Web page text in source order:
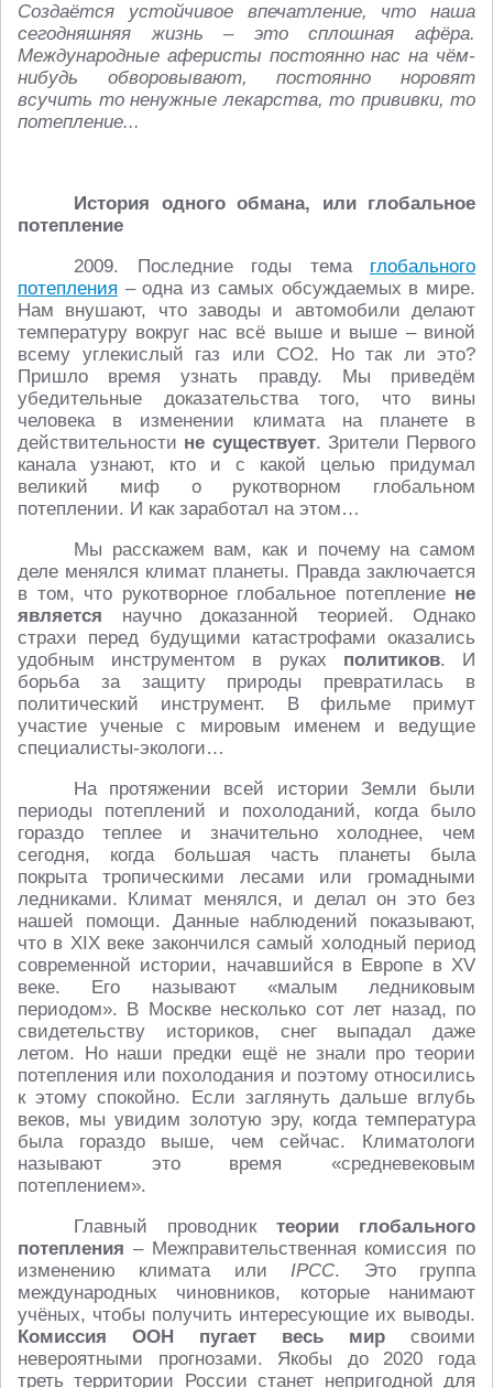
Создаётся устойчивое впечатление, что наша
сегодняшняя жизнь – это сплошная афёра.
Международные аферисты постоянно нас на чём-
нибудь обворовывают, постоянно норовят
всучить то ненужные лекарства, то прививки, то
потепление...
История одного обмана, или глобальное
потепление
2009. Последние годы тема глобального
потепления – одна из самых обсуждаемых в мире.
Нам внушают, что заводы и автомобили делают
температуру вокруг нас всё выше и выше – виной
всему углекислый газ или СО2. Но так ли это?
Пришло время узнать правду. Мы приведём
убедительные доказательства того, что вины
человека в изменении климата на планете в
действительности не существует. Зрители Первого
канала узнают, кто и с какой целью придумал
великий миф о рукотворном глобальном
потеплении. И как заработал на этом…
Мы расскажем вам, как и почему на самом
деле менялся климат планеты. Правда заключается
в том, что рукотворное глобальное потепление не
является научно доказанной теорией. Однако
страхи перед будущими катастрофами оказались
удобным инструментом в руках политиков. И
борьба за защиту природы превратилась в
политический инструмент. В фильме примут
участие ученые с мировым именем и ведущие
специалисты-экологи…
На протяжении всей истории Земли были
периоды потеплений и похолоданий, когда было
гораздо теплее и значительно холоднее, чем
сегодня, когда большая часть планеты была
покрыта тропическими лесами или громадными
ледниками. Климат менялся, и делал он это без
нашей помощи. Данные наблюдений показывают,
что в XIX веке закончился самый холодный период
современной истории, начавшийся в Европе в XV
веке. Его называют «малым ледниковым
периодом». В Москве несколько сот лет назад, по
свидетельству историков, снег выпадал даже
летом. Но наши предки ещё не знали про теории
потепления или похолодания и поэтому относились
к этому спокойно. Если заглянуть дальше вглубь
веков, мы увидим золотую эру, когда температура
была гораздо выше, чем сейчас. Климатологи
называют это время «средневековым
потеплением».
Главный проводник теории глобального
потепления – Межправительственная комиссия по
изменению климата илиIPCC. Это группа
международных чиновников, которые нанимают
учёных, чтобы получить интересующие их выводы.
Комиссия ООН пугает весь мир своими
невероятными прогнозами. Якобы до 2020 года
треть территории России станет непригодной для